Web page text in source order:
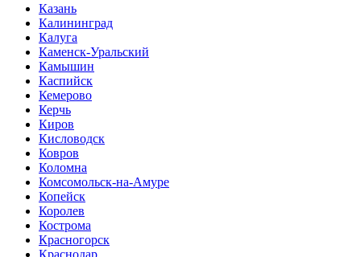
Казань
Калининград
Калуга
Каменск-Уральский
Камышин
Каспийск
Кемерово
Керчь
Киров
Кисловодск
Ковров
Коломна
Комсомольск-на-Амуре
Копейск
Королев
Кострома
Красногорск
Краснодар